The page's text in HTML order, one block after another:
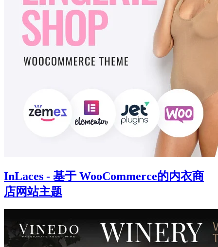
InLaces - 基于 WooCommerce的内衣商
店网站主题